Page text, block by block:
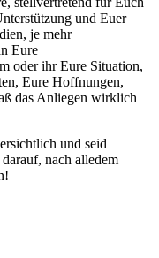
und Euer
je mehr
Eure
oder ihr Eure Situation,
Eure Hoffnungen,
das Anliegen wirklich
und seid
nach alledem